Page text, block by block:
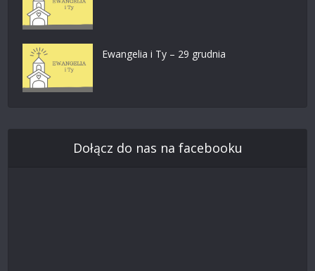
Ewangelia i Ty – 29 grudnia
Dołącz do nas na facebooku